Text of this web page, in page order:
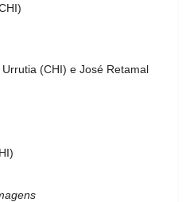
(CHI) e José Retamal